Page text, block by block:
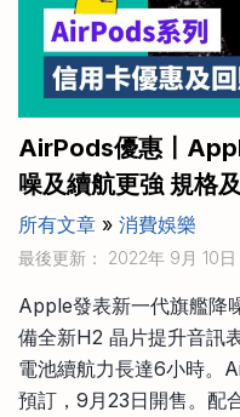
管理及分析所有
管理MPF戶口
一次過管理所有
申請清卡數/私人
CreFIT x Planto
私人貸款
年利率/APR/年息
投資戶口 (美股)
比較最抵美股投
投資戶口 (港股)
比較最抵港股投
投資加密貨幣
比較最抵Crypto
月供股票計劃
比較最抵月供計
比較定存利率
信用卡
比較各種最優惠
關於我們
Academy
Marketplace
其他網站
手機App與理財資訊
商業解決方案
AirPods優惠〡
噪及續航更強 規格
所有文章 » 消費娛樂
最後更新： 2022年 9月 10日
Apple發表新一代旗艦降
備全新H2 晶片提升音訊
電池續航力長達6小時。
預訂，9月23日開售。配